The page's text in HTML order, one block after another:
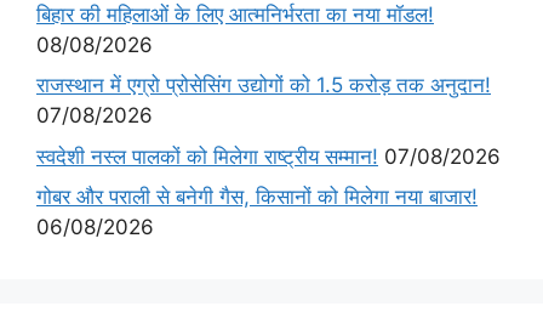
बिहार की महिलाओं के लिए आत्मनिर्भरता का नया मॉडल!
08/08/2026
राजस्थान में एग्रो प्रोसेसिंग उद्योगों को 1.5 करोड़ तक अनुदान!
07/08/2026
स्वदेशी नस्ल पालकों को मिलेगा राष्ट्रीय सम्मान! 07/08/2026
गोबर और पराली से बनेगी गैस, किसानों को मिलेगा नया बाजार!
06/08/2026